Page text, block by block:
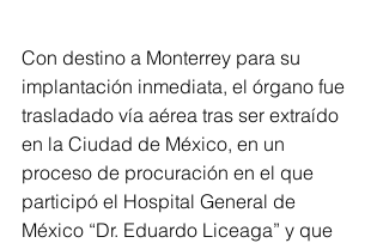
Con destino a Monterrey para su
implantación inmediata, el órgano fue
trasladado vía aérea tras ser extraído
en la Ciudad de México, en un
proceso de procuración en el que
participó el Hospital General de
México “Dr. Eduardo Liceaga” y que